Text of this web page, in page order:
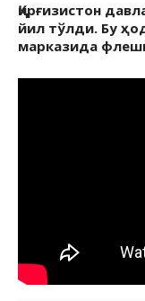
Қирғизистон
йил тўлди. Бу
марказида